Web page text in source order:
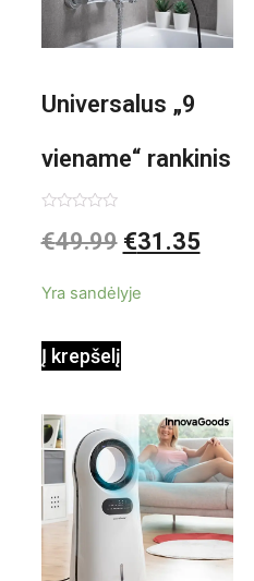
Universalus „9
viename“ rankinis
garintuvas su
0,35 L 3 Bar
1000W
0
iš
€49.99 €31.35
Yra sandėlyje
Į krepšelį